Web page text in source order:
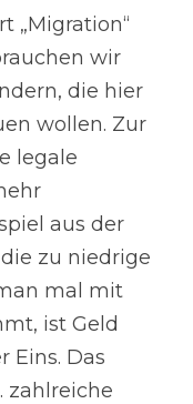
„Migration“
wir
die hier
wollen. Zur
legale
aus der
zu niedrige
mal mit
ist Geld
Eins. Das
zahlreiche